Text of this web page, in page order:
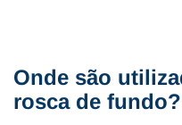
Onde são
rosca de fundo?